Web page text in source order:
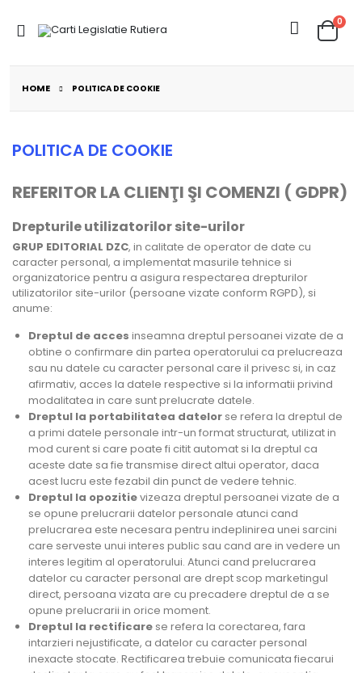
0
HOME POLITICA DE COOKIE
POLITICA DE COOKIE
REFERITOR LA CLIENŢI ŞI COMENZI ( GDPR)
Drepturile utilizatorilor site-urilor
GRUP EDITORIAL DZC, in calitate de operator de date cu
caracter personal, a implementat masurile tehnice si
organizatorice pentru a asigura respectarea drepturilor
utilizatorilor site-urilor (persoane vizate conform RGPD), si
anume:
Dreptul de acces inseamna dreptul persoanei vizate de a
obtine o confirmare din partea operatorului ca prelucreaza
sau nu datele cu caracter personal care il privesc si, in caz
afirmativ, acces la datele respective si la informatii privind
modalitatea in care sunt prelucrate datele.
Dreptul la portabilitatea datelor se refera la dreptul de
a primi datele personale intr-un format structurat, utilizat in
mod curent si care poate fi citit automat si la dreptul ca
aceste date sa fie transmise direct altui operator, daca
acest lucru este fezabil din punct de vedere tehnic.
Dreptul la opozitievizeaza dreptul persoanei vizate de a
se opune prelucrarii datelor personale atunci cand
prelucrarea este necesara pentru indeplinirea unei sarcini
care serveste unui interes public sau cand are in vedere un
interes legitim al operatorului. Atunci cand prelucrarea
datelor cu caracter personal are drept scop marketingul
direct, persoana vizata are cu precadere dreptul de a se
opune prelucrarii in orice moment.
Dreptul la rectificare se refera la corectarea, fara
intarzieri nejustificate, a datelor cu caracter personal
inexacte stocate. Rectificarea trebuie comunicata fiecarui